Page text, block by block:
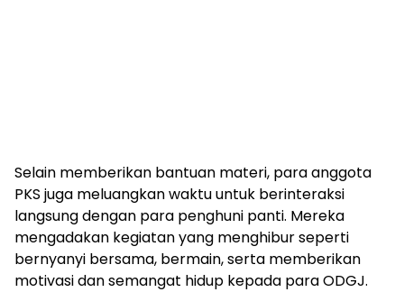
Selain memberikan bantuan materi, para anggota
PKS juga meluangkan waktu untuk berinteraksi
langsung dengan para penghuni panti. Mereka
mengadakan kegiatan yang menghibur seperti
bernyanyi bersama, bermain, serta memberikan
motivasi dan semangat hidup kepada para ODGJ.